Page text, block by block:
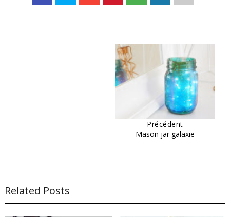
Précédent
Mason jar galaxie
Related Posts